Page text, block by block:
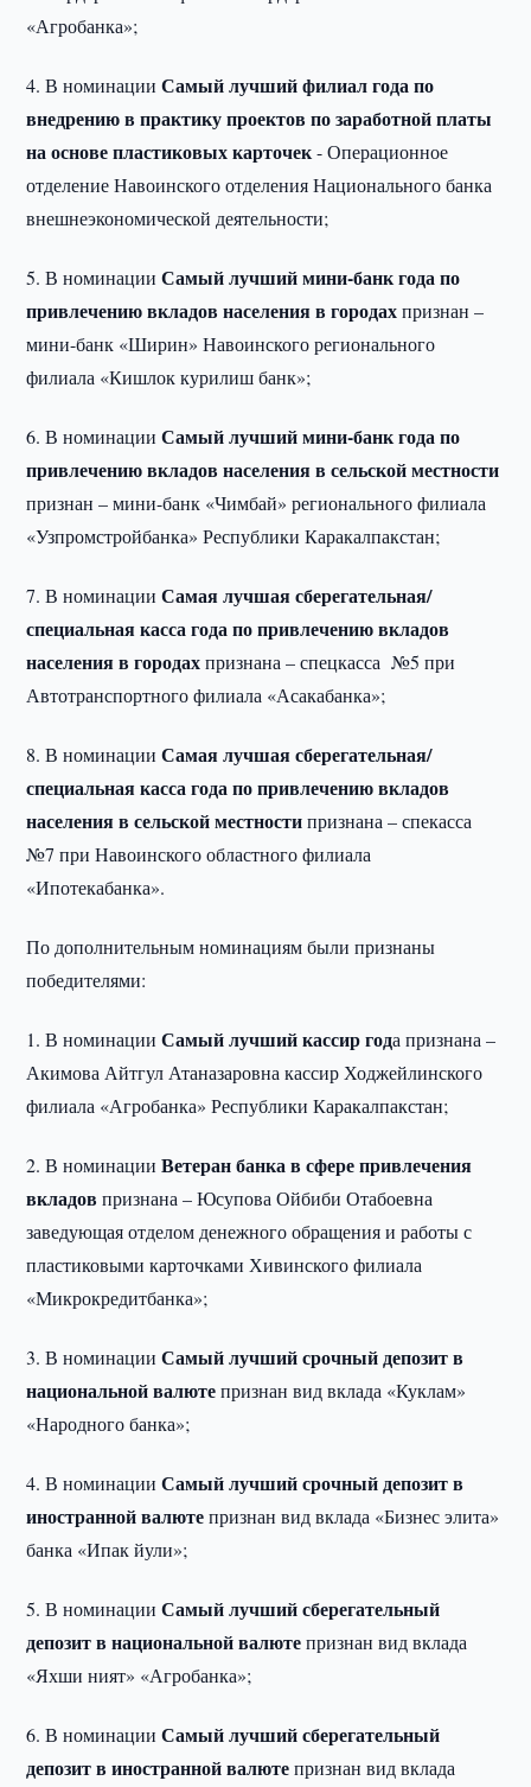
«Агробанка»;
4. В номинацииСамый лучший филиал года по
внедрению в практику проектов по заработной платы
на основе пластиковых карточек- Операционное
отделение Навоинского отделения Национального банка
внешнеэкономической деятельности;
5. В номинацииСамый лучший мини-банк года по
привлечению вкладов населения в городахпризнан –
мини-банк «Ширин» Навоинского регионального
филиала «Кишлок курилиш банк»;
6. В номинацииСамый лучший мини-банк года по
привлечению вкладов населения в сельской местности
признан – мини-банк «Чимбай» регионального филиала
«Узпромстройбанка» Республики Каракалпакстан;
7. В номинацииСамая лучшая сберегательная/
специальная касса года по привлечению вкладов
населения в городахпризнана – спецкасса №5 при
Автотранспортного филиала «Асакабанка»;
8. В номинацииСамая лучшая сберегательная/
специальная касса года по привлечению вкладов
населения в сельской местностипризнана – спекасса
№7 при Навоинского областного филиала
«Ипотекабанка».
По дополнительным номинациям были признаны
победителями:
1. В номинацииСамый лучший кассир года признана –
Акимова Айтгул Атаназаровна кассир Ходжейлинского
филиала «Агробанка» Республики Каракалпакстан;
2. В номинацииВетеран банка в сфере привлечения
вкладовпризнана – Юсупова Ойбиби Отабоевна
заведующая отделом денежного обращения и работы с
пластиковыми карточками Хивинского филиала
«Микрокредитбанка»;
3. В номинацииСамый лучший срочный депозит в
национальной валютепризнан вид вклада «Куклам»
«Народного банка»;
4. В номинацииСамый лучший срочный депозит в
иностранной валютепризнан вид вклада «Бизнес элита»
банка «Ипак йули»;
5. В номинацииСамый лучший сберегательный
депозит в национальной валютепризнан вид вклада
«Яхши ният» «Агробанка»;
6. В номинацииСамый лучший сберегательный
депозит в иностранной валютепризнан вид вклада